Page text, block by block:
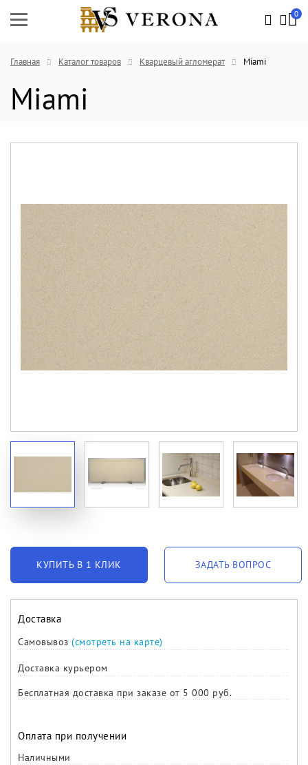
0
Главная Каталог товаров Кварцевый агломерат Miami
Miami
КУПИТЬ В 1 КЛИК ЗАДАТЬ ВОПРОС
Доставка
Самовывоз (смотреть на карте)
Доставка курьером
Бесплатная доставка при заказе от 5 000 руб.
Оплата при получении
Наличными